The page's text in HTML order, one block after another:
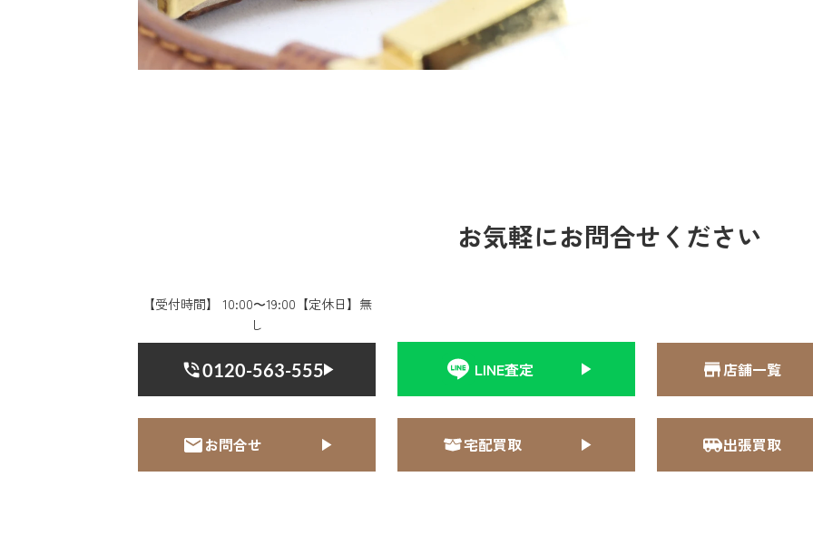
お気軽にお問合せください
【受付時間】 10:00〜19:00【定休日】無
し
0120-563-555 LINE査定 店舗一覧
お問合せ 宅配買取 出張買取